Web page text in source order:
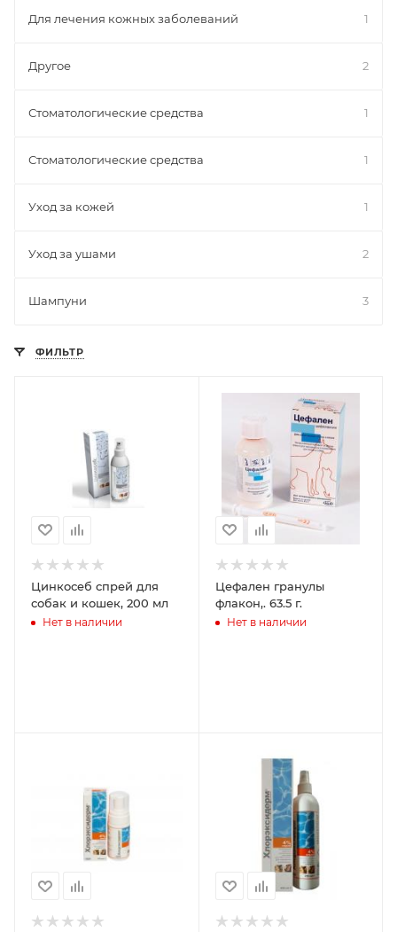
Для лечения кожных заболеваний 1
Другое 2
Стоматологические средства 1
Стоматологические средства 1
Уход за кожей 1
Уход за ушами 2
Шампуни 3
ФИЛЬТР
Цинкосеб спрей для
собак и кошек, 200 мл
Нет в наличии
Цефален гранулы
флакон,. 63.5 г.
Нет в наличии